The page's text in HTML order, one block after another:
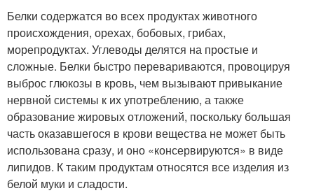
Белки содержатся во всех продуктах животного
происхождения, орехах, бобовых, грибах,
морепродуктах. Углеводы делятся на простые и
сложные. Белки быстро перевариваются, провоцируя
выброс глюкозы в кровь, чем вызывают привыкание
нервной системы к их употреблению, а также
образование жировых отложений, поскольку большая
часть оказавшегося в крови вещества не может быть
использована сразу, и оно «консервируются» в виде
липидов. К таким продуктам относятся все изделия из
белой муки и сладости.